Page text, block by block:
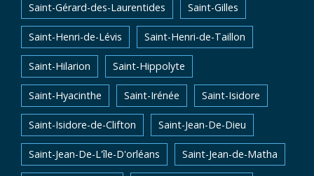
Saint-Gérard-des-Laurentides Saint-Gilles
Saint-Henri-de-Lévis Saint-Henri-de-Taillon
Saint-Hilarion Saint-Hippolyte
Saint-Hyacinthe Saint-Irénée Saint-Isidore
Saint-Isidore-de-Clifton Saint-Jean-De-Dieu
Saint-Jean-De-L'île-D'orléans Saint-Jean-de-Matha